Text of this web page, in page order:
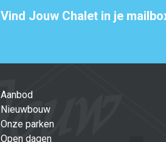
Vind Jouw Chalet in je
Aanbod
Nieuwbouw
Onze parken
Open dagen